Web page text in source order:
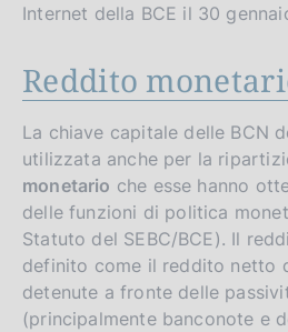
Internet della BCE il 30
Reddito
La chiave capitale delle BCN
utilizzata anche per la
monetario che esse hanno
delle funzioni di politica
Statuto del SEBC/BCE). Il
definito come il reddito netto
detenute a fronte delle
(principalmente banconote e